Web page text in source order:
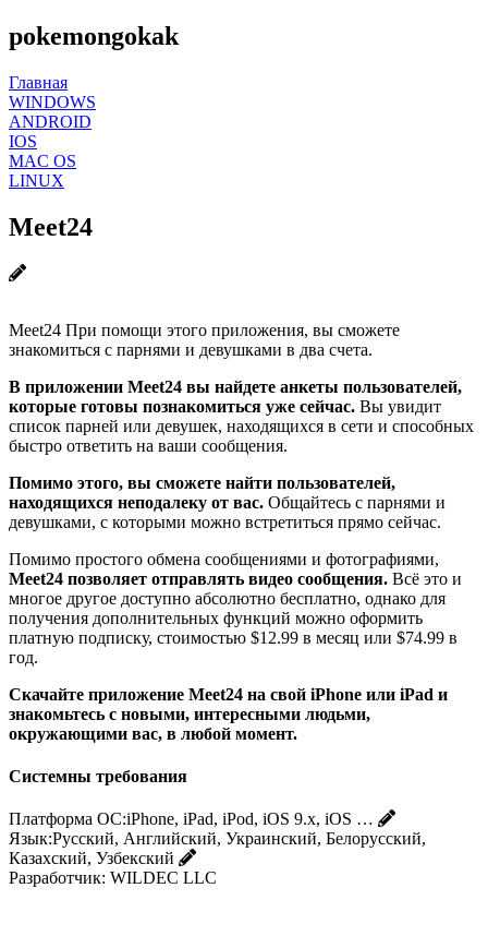
pokemongokak
Главная
WINDOWS
ANDROID
IOS
MAC OS
LINUX
Meet24
Meet24 При помощи этого приложения, вы сможете
знакомиться с парнями и девушками в два счета.
В приложении Meet24 вы найдете анкеты пользователей,
которые готовы познакомиться уже сейчас. Вы увидит
список парней или девушек, находящихся в сети и способных
быстро ответить на ваши сообщения.
Помимо этого, вы сможете найти пользователей,
находящихся неподалеку от вас. Общайтесь с парнями и
девушками, с которыми можно встретиться прямо сейчас.
Помимо простого обмена сообщениями и фотографиями,
Meet24 позволяет отправлять видео сообщения. Всё это и
многое другое доступно абсолютно бесплатно, однако для
получения дополнительных функций можно оформить
платную подписку, стоимостью $12.99 в месяц или $74.99 в
год.
Скачайте приложение Meet24 на свой iPhone или iPad и
знакомьтесь с новыми, интересными людьми,
окружающими вас, в любой момент.
Системны требования
Платформа ОС:iPhone, iPad, iPod, iOS 9.x, iOS …
Язык:Русский, Английский, Украинский, Белорусский,
Казахский, Узбекский
Разработчик: WILDEC LLC